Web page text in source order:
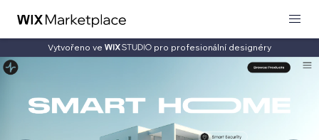
Vytvořeno ve pro profesionální designéry